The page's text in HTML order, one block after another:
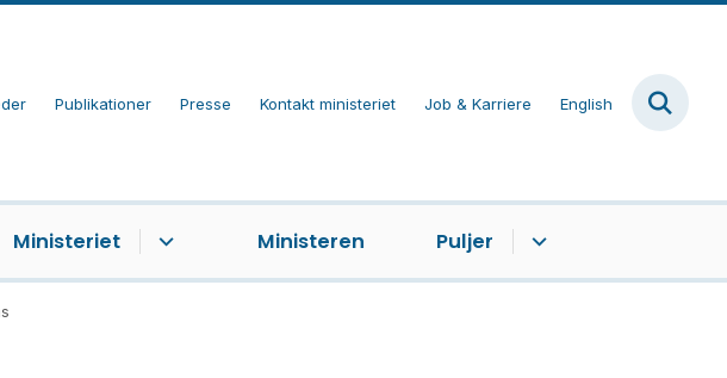
Publikationer Presse Kontakt ministeriet Job & Karriere English
Ministeriet Ministeren Puljer